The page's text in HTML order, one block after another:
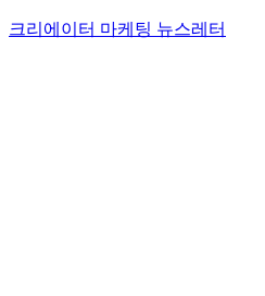
크리에이터 마케팅 뉴스레터